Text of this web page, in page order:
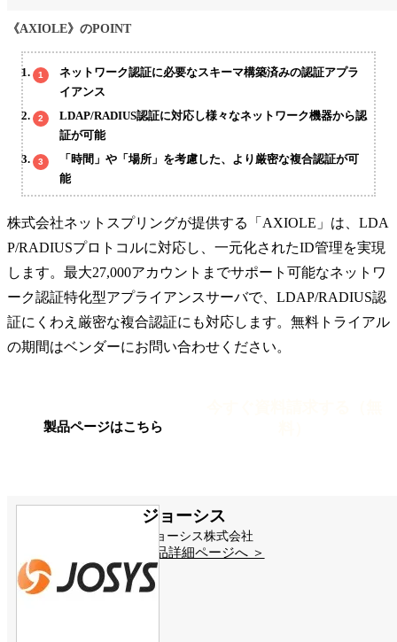
《AXIOLE》のPOINT
ネットワーク認証に必要なスキーマ構築済みの認証アプラ
イアンス
LDAP/RADIUS認証に対応し様々なネットワーク機器から認
証が可能
「時間」や「場所」を考慮した、より厳密な複合認証が可
能
株式会社ネットスプリングが提供する「AXIOLE」は、LDA
P/RADIUSプロトコルに対応し、一元化されたID管理を実現
します。最大27,000アカウントまでサポート可能なネットワ
ーク認証特化型アプライアンスサーバで、LDAP/RADIUS認
証にくわえ厳密な複合認証にも対応します。無料トライアル
の期間はベンダーにお問い合わせください。
製品ページはこちら
ジョーシス
ジョーシス株式会社
製品詳細ページへ ＞